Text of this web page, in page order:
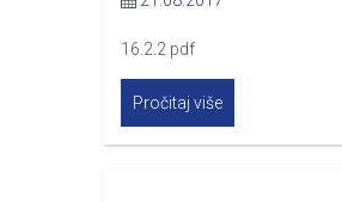
16.2.2 pdf
Pročitaj više